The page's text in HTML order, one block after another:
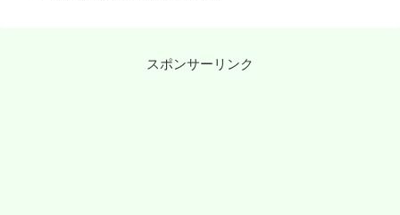
スポンサーリンク